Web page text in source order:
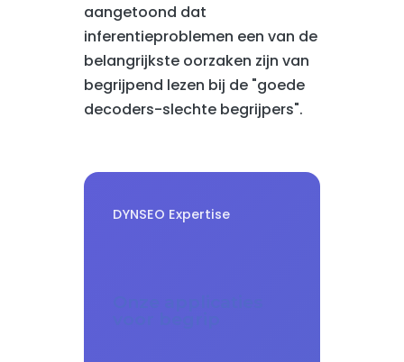
aangetoond dat
inferentieproblemen een van de
belangrijkste oorzaken zijn van
begrijpend lezen bij de "goede
decoders-slechte begrijpers".
DYNSEO Expertise